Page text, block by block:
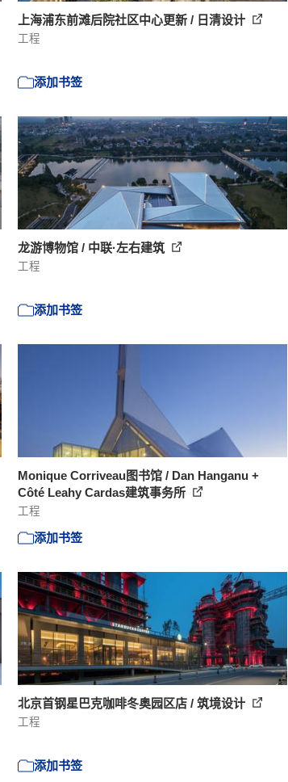
上海浦东前滩后院社区中心更新 / 日清设计
工程
添加书签
龙游博物馆 / 中联·左右建筑
工程
添加书签
Monique Corriveau图书馆 / Dan Hanganu +
Côté Leahy Cardas建筑事务所
工程
添加书签
北京首钢星巴克咖啡冬奥园区店 / 筑境设计
工程
添加书签